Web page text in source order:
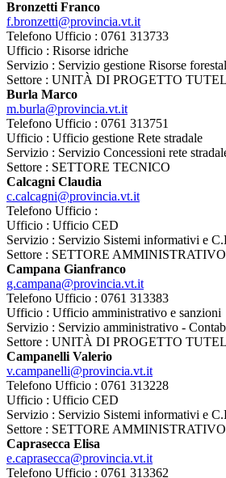
Bronzetti Franco
f.bronzetti@provincia.vt.it
Telefono Ufficio : 0761 313733
Ufficio : Risorse idriche
Servizio : Servizio gestione Risorse
Settore : UNITÀ DI PROGETTO
Burla Marco
m.burla@provincia.vt.it
Telefono Ufficio : 0761 313751
Ufficio : Ufficio gestione Rete stradale
Servizio : Servizio Concessioni rete
Settore : SETTORE TECNICO
Calcagni Claudia
c.calcagni@provincia.vt.it
Telefono Ufficio :
Ufficio : Ufficio CED
Servizio : Servizio Sistemi informativi e
Settore : SETTORE AMMINISTRATIVO
Campana Gianfranco
g.campana@provincia.vt.it
Telefono Ufficio : 0761 313383
Ufficio : Ufficio amministrativo e sanzioni
Servizio : Servizio amministrativo -
Settore : UNITÀ DI PROGETTO
Campanelli Valerio
v.campanelli@provincia.vt.it
Telefono Ufficio : 0761 313228
Ufficio : Ufficio CED
Servizio : Servizio Sistemi informativi e
Settore : SETTORE AMMINISTRATIVO
Caprasecca Elisa
e.caprasecca@provincia.vt.it
Telefono Ufficio : 0761 313362